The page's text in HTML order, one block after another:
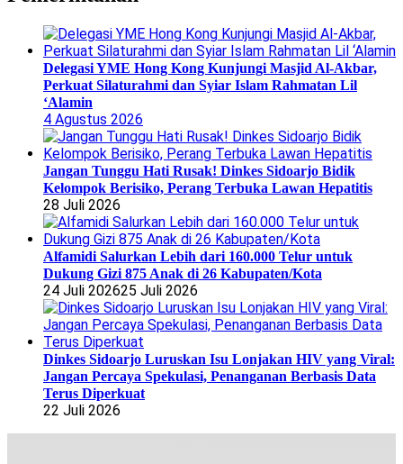
Delegasi YME Hong Kong Kunjungi Masjid Al-Akbar,
Perkuat Silaturahmi dan Syiar Islam Rahmatan Lil
‘Alamin
4 Agustus 2026
Jangan Tunggu Hati Rusak! Dinkes Sidoarjo Bidik
Kelompok Berisiko, Perang Terbuka Lawan Hepatitis
28 Juli 2026
Alfamidi Salurkan Lebih dari 160.000 Telur untuk
Dukung Gizi 875 Anak di 26 Kabupaten/Kota
24 Juli 202625 Juli 2026
Dinkes Sidoarjo Luruskan Isu Lonjakan HIV yang Viral:
Jangan Percaya Spekulasi, Penanganan Berbasis Data
Terus Diperkuat
22 Juli 2026